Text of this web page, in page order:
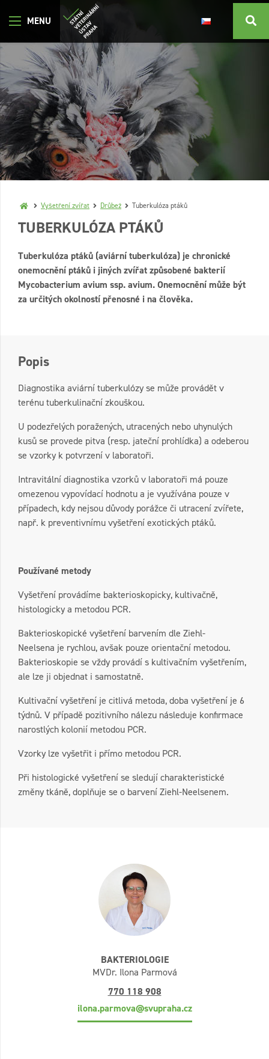
Vyšetření zvířat Drůbež Tuberkulóza ptáků
TUBERKULÓZA PTÁKŮ
Tuberkulóza ptáků (aviární tuberkulóza) je chronické
onemocnění ptáků i jiných zvířat způsobené bakterií
Mycobacterium avium ssp. avium. Onemocnění může být
za určitých okolností přenosné i na člověka.
Popis
Diagnostika aviární tuberkulózy se může provádět v
terénu tuberkulinační zkouškou.
U podezřelých poražených, utracených nebo uhynulých
kusů se provede pitva (resp. jateční prohlídka) a odeberou
se vzorky k potvrzení v laboratoři.
Intravitální diagnostika vzorků v laboratoři má pouze
omezenou vypovídací hodnotu a je využívána pouze v
případech, kdy nejsou důvody porážce či utracení zvířete,
např. k preventivnímu vyšetření exotických ptáků.
Používané metody
Vyšetření provádíme bakterioskopicky, kultivačně,
histologicky a metodou PCR.
Bakterioskopické vyšetření barvením dle Ziehl-
Neelsena je rychlou, avšak pouze orientační metodou.
Bakterioskopie se vždy provádí s kultivačním vyšetřením,
ale lze ji objednat i samostatně.
Kultivační vyšetření je citlivá metoda, doba vyšetření je 6
týdnů. V případě pozitivního nálezu následuje konfirmace
narostlých kolonií metodou PCR.
Vzorky lze vyšetřit i přímo metodou PCR.
Při histologické vyšetření se sledují charakteristické
změny tkáně, doplňuje se o barvení Ziehl-Neelsenem.
BAKTERIOLOGIE
MVDr. Ilona Parmová
770 118 908
ilona.parmova@svupraha.cz